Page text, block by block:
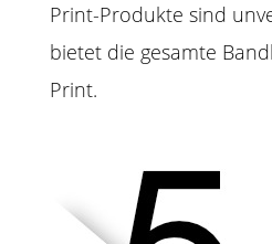
Print-Produkte sind
bietet die gesamte
Print.